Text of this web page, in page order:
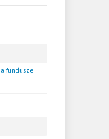
fundusze